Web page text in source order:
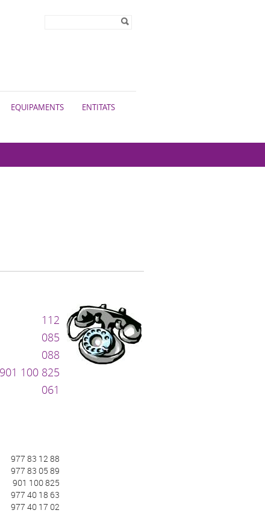
Formulari de
EQUIPAMENTS
ENTITATS
112
085
088
901 100 825
061
977 83 12 88
977 83 05 89
901 100 825
977 40 18 63
977 40 17 02